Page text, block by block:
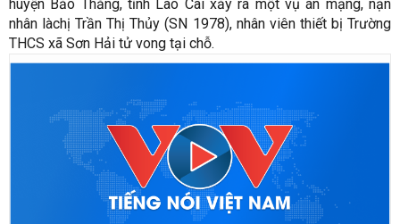
huyện Bảo Thắng, tỉnh Lào Cai xảy ra một vụ án mạng, nạn
nhân làchị Trần Thị Thủy (SN 1978), nhân viên thiết bị Trường
THCS xã Sơn Hải tử vong tại chỗ.